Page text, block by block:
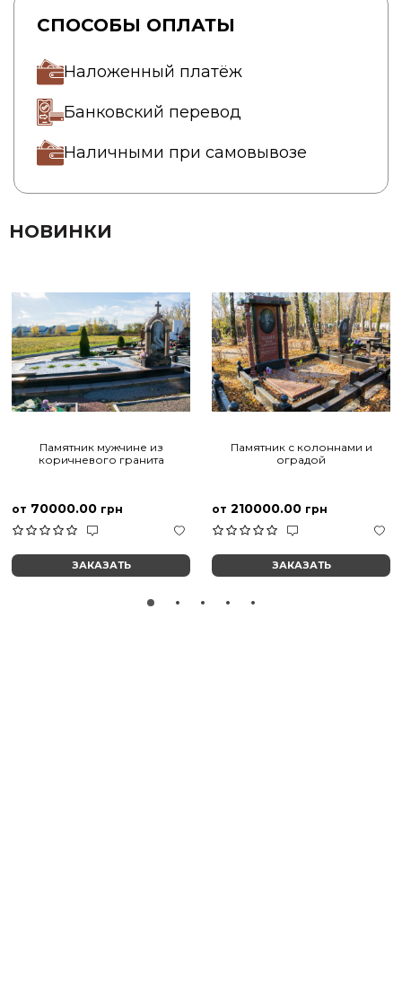
СПОСОБЫ ОПЛАТЫ
Наложенный платёж
Банковский перевод
Наличными при самовывозе
НОВИНКИ
Памятник мужчине из
коричневого гранита
от 70000.00 грн
ЗАКАЗАТЬ
Памятник с колоннами и
оградой
от 210000.00 грн
ЗАКАЗАТЬ